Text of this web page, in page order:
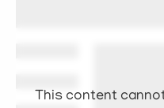
This content